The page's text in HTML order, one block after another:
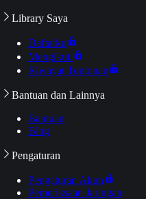
Library Saya
Daftarku
Mengikuti
Riwayat Tontonan
Bantuan dan Lainnya
Bantuan
Blog
Pengaturan
Pengaturan Akun
Pemeriksaan Jaringan